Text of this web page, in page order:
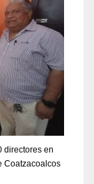
directores en
Coatzacoalcos